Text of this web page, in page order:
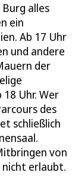
alles
ein
Ab 17 Uhr
und andere
der
Uhr. Wer
des
schließlich
von
erlaubt.